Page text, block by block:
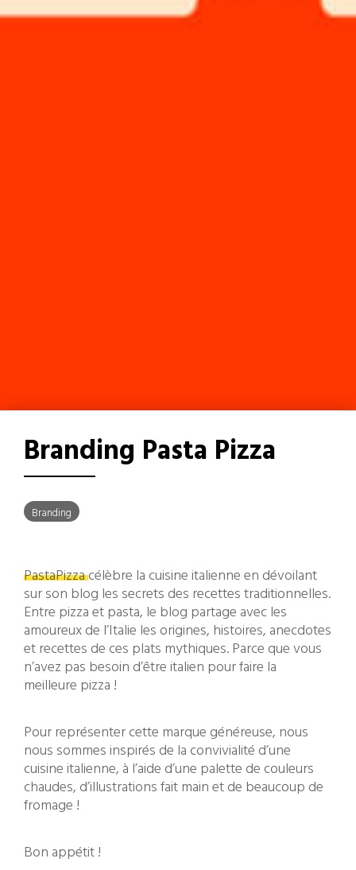
Branding Pasta Pizza
Branding
PastaPizzacélèbre la cuisine italienne en dévoilant
sur son blog les secrets des recettes traditionnelles.
Entre pizza et pasta, le blog partage avec les
amoureux de l’Italie les origines, histoires, anecdotes
et recettes de ces plats mythiques. Parce que vous
n’avez pas besoin d’être italien pour faire la
meilleure pizza !
Pour représenter cette marque généreuse, nous
nous sommes inspirés de la convivialité d’une
cuisine italienne, à l’aide d’une palette de couleurs
chaudes, d’illustrations fait main et de beaucoup de
fromage !
Bon appétit !